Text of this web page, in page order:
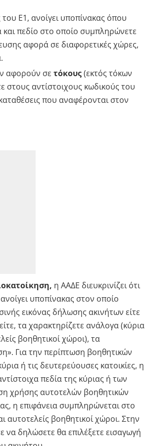
Ε1, ανοίγει υποπίνακας όπου
πεδίο στο οποίο συμπληρώνετε
αφορά σε διαφορετικές χώρες,
αφορούν σε τόκους(εκτός τόκων
στους αντίστοιχους κωδικούς του
που αναφέρονται στον
η ΑΑΔΕ διευκρινίζει ότι
υποπίνακας στον οποίο
εικόνας δήλωσης ακινήτων είτε
τα χαρακτηρίζετε ανάλογα (κύρια
βοηθητικοί χώροι), τα
Για την περίπτωση βοηθητικών
ή τις δευτερεύουσες κατοικίες, η
πεδία της κύριας ή των
χρήσης αυτοτελών βοηθητικών
η επιφάνεια συμπληρώνεται στο
βοηθητικοί χώροι. Στην
να δηλώσετε θα επιλέξετε εισαγωγή